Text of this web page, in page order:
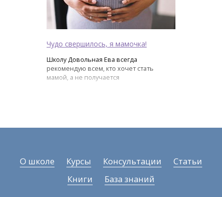
Чудо свершилось, я мамочка!
Школу Довольная Ева всегда
рекомендую всем, кто хочет стать
мамой, а не получается
О школе Курсы Консультации
Статьи
Книги
База знаний